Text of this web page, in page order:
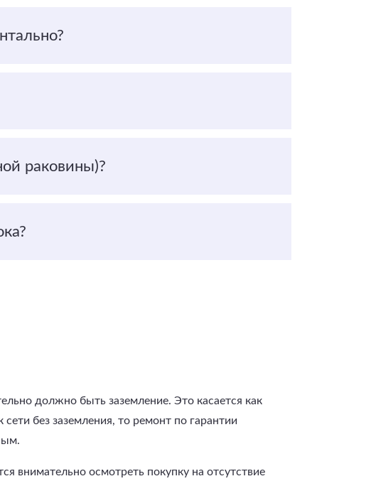
раковины)?
должно быть заземление. Это касается как
без заземления, то ремонт по гарантии
внимательно осмотреть покупку на отсутствие